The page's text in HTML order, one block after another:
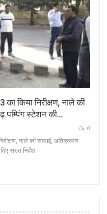
किया निरीक्षण, नाले की
पम्पिंग स्टेशन की…
0
नाले की सफाई, अतिक्रमण
सख्त निर्देश